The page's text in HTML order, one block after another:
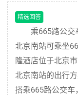
精选回答
乘665路公交
北京南站可乘坐
隆酒店位于北京
北京南站的出行
搭乘665路公交